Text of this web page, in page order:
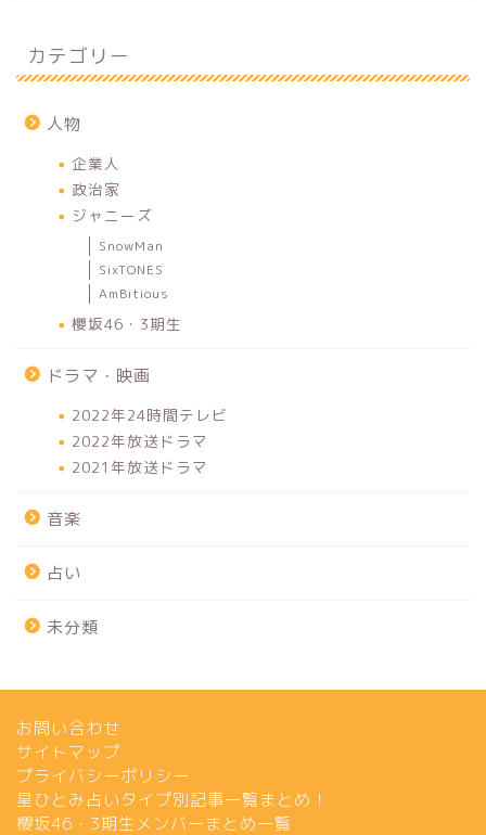
カテゴリー
人物
企業人
政治家
ジャニーズ
SnowMan
SixTONES
AmBitious
櫻坂46・3期生
ドラマ・映画
2022年24時間テレビ
2022年放送ドラマ
2021年放送ドラマ
音楽
占い
未分類
お問い合わせ
サイトマップ
プライバシーポリシー
星ひとみ占いタイプ別記事一覧まとめ！
櫻坂46・3期生メンバーまとめ一覧